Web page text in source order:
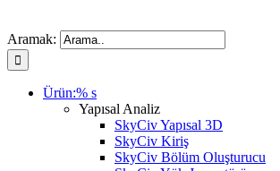
Aramak:
Ürün:% s
Yapısal Analiz
SkyCiv Yapısal 3D
SkyCiv Kiriş
SkyCiv Bölüm Oluşturucu